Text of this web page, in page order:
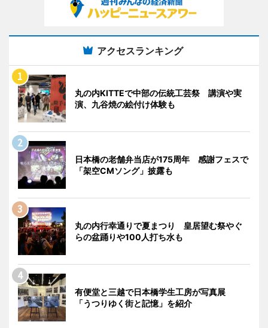
アクセスランキング
丸の内KITTEで中部の伝統工芸祭 講演や実
演、九谷焼の絵付け体験も
日本橋の老舗弁当店が175周年 感謝フェスで
「架空CMソング」披露も
丸の内行幸通りで夏まつり 皇居望む祭やぐ
らの盆踊りや100人打ち水も
有便堂と三越で日本橋学生工房が写真展
「うつりゆく街と記憶」を紹介